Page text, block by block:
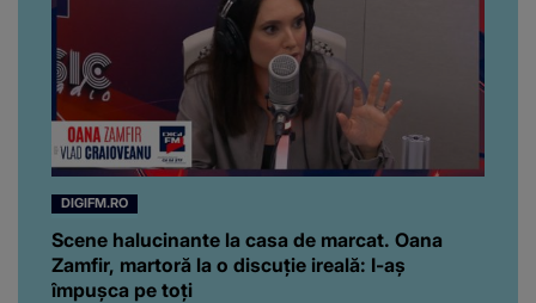
DIGIFM.RO
Scene halucinante la casa de marcat. Oana
Zamfir, martoră la o discuție ireală: I-aș
împușca pe toți